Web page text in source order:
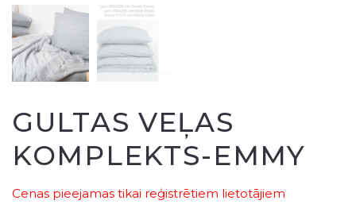
GULTAS VEĻAS
KOMPLEKTS-EMMY
Cenas pieejamas tikai reģistrētiem lietotājiem